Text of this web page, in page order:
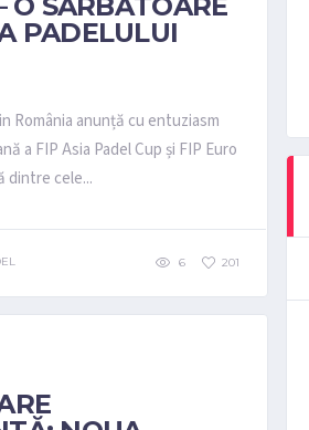
O SĂRBĂTOARE
PADELULUI
România anunță cu entuziasm
a FIP Asia Padel Cup și FIP Euro
dintre cele...
6 201